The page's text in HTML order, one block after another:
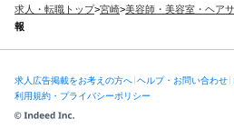
求人・転職トップ>宮崎>美容師・美容室・ヘア
報
求人広告掲載をお考えの方へ ヘルプ・お問い合わせ
利用規約・プライバシーポリシー